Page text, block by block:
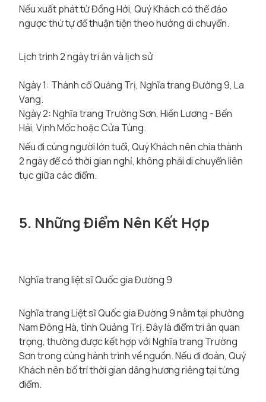
Nếu xuất phát từ Đồng Hới, Quý Khách có thể đảo
ngược thứ tự để thuận tiện theo hướng di chuyển.
Lịch trình 2 ngày tri ân và lịch sử
Ngày 1: Thành cổ Quảng Trị, Nghĩa trang Đường 9, La
Vang.
Ngày 2: Nghĩa trang Trường Sơn, Hiền Lương - Bến
Hải, Vịnh Mốc hoặc Cửa Tùng.
Nếu đi cùng người lớn tuổi, Quý Khách nên chia thành
2 ngày để có thời gian nghỉ, không phải di chuyển liên
tục giữa các điểm.
5. Những Điểm Nên Kết Hợp
Nghĩa trang liệt sĩ Quốc gia Đường 9
Nghĩa trang Liệt sĩ Quốc gia Đường 9 nằm tại phường
Nam Đông Hà, tỉnh Quảng Trị. Đây là điểm tri ân quan
trọng, thường được kết hợp với Nghĩa trang Trường
Sơn trong cùng hành trình về nguồn. Nếu đi đoàn, Quý
Khách nên bố trí thời gian dâng hương riêng tại từng
điểm.